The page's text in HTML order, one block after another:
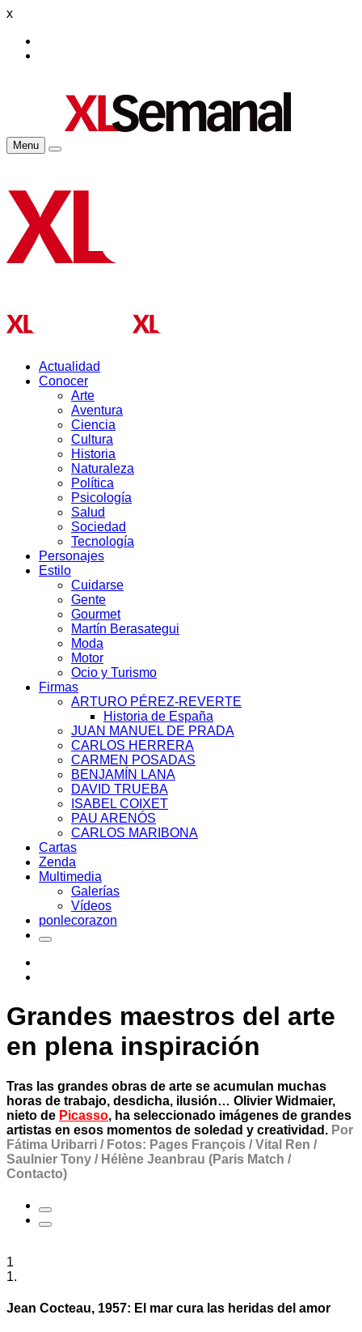
x
Menu
Actualidad
Conocer
Arte
Aventura
Ciencia
Cultura
Historia
Naturaleza
Política
Psicología
Salud
Sociedad
Tecnología
Personajes
Estilo
Cuidarse
Gente
Gourmet
Martín Berasategui
Moda
Motor
Ocio y Turismo
Firmas
ARTURO PÉREZ-REVERTE
Historia de España
JUAN MANUEL DE PRADA
CARLOS HERRERA
CARMEN POSADAS
BENJAMÍN LANA
DAVID TRUEBA
ISABEL COIXET
PAU ARENÓS
CARLOS MARIBONA
Cartas
Zenda
Multimedia
Galerías
Vídeos
ponlecorazon
Grandes maestros del arte
en plena inspiración
Tras las grandes obras de arte se acumulan muchas
horas de trabajo, desdicha, ilusión… Olivier Widmaier,
nieto de Picasso, ha seleccionado imágenes de grandes
artistas en esos momentos de soledad y creatividad. Por
Fátima Uribarri / Fotos: Pages François / Vital Ren /
Saulnier Tony / Hélène Jeanbrau (Paris Match /
Contacto)
1
1.
Jean Cocteau, 1957: El mar cura las heridas del amor